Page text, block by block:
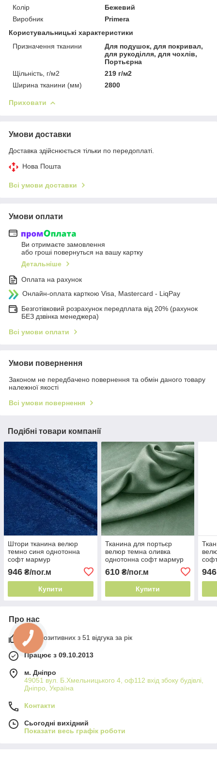
Колір
Бежевий
Виробник
Primera
Користувальницькі характеристики
Призначення тканини
Для подушок, для покривал,
для рукоділля, для чохлів,
Портьєрна
Щільність, г/м2
219 г/м2
Ширина тканини (мм)
2800
Приховати
Умови доставки
Доставка здійснюється тільки по передоплаті.
Нова Пошта
Всі умови доставки
Умови оплати
Ви отримаєте замовлення
або гроші повернуться на вашу картку
Детальніше
Оплата на рахунок
Онлайн-оплата карткою Visa, Mastercard - LiqPay
Безготівковий розрахунок передплата від 20% (рахунок
БЕЗ дзвінка менеджера)
Всі умови оплати
Умови повернення
Законом не передбачено повернення та обмін даного товару
належної якості
Всі умови повернення
Подібні товари компанії
Штори тканина велюр
темно синя однотонна
софт мармур
вогнетривкий 280см 242г/
м² Туреччина густий ворс
946 ₴/пог.м
Купити
Тканина для портьєр
велюр темна оливка
однотонна софт мармур
280см 219г/м² Туреччина
глибокий відтінок
610₴/пог.м
Купити
м²
946
Про нас
98% позитивних з 51 відгука за рік
Працює з 09.10.2013
м. Дніпро
49051 вул. Б.Хмельницького 4, оф112 вхід збоку будівлі,
Дніпро, Україна
Контакти
Сьогодні вихідний
Показати весь графік роботи